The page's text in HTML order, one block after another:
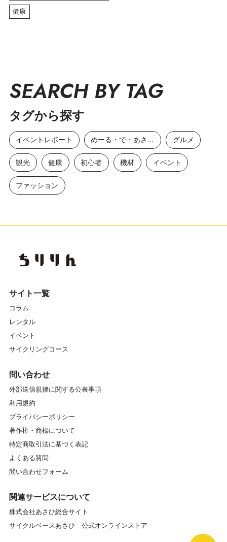
健康
SEARCH BY TAG
タグから探す
イベントレポート めーる・で・あさひ グルメ
観光 健康 初心者 機材 イベント
ファッション
サイト一覧
コラム
レンタル
イベント
サイクリングコース
問い合わせ
外部送信規律に関する公表事項
利用規約
プライバシーポリシー
著作権・商標について
特定商取引法に基づく表記
よくある質問
問い合わせフォーム
関連サービスについて
株式会社あさひ総合サイト
サイクルベースあさひ 公式オンラインストア